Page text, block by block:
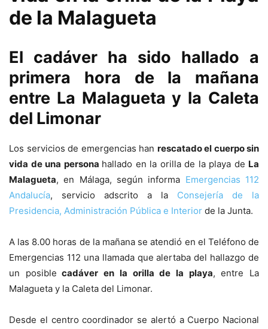
de la Malagueta
El cadáver ha sido hallado a
primera hora de la mañana
entre La Malagueta y la Caleta
del Limonar
Los servicios de emergencias han rescatado el cuerpo sin
vida de una persona hallado en la orilla de la playa de La
Malagueta, en Málaga, según informa Emergencias 112
Andalucía, servicio adscrito a la Consejería de la
Presidencia, Administración Pública e Interior de la Junta.
A las 8.00 horas de la mañana se atendió en el Teléfono de
Emergencias 112 una llamada que alertaba del hallazgo de
un posible cadáver en la orilla de la playa, entre La
Malagueta y la Caleta del Limonar.
Desde el centro coordinador se alertó a Cuerpo Nacional